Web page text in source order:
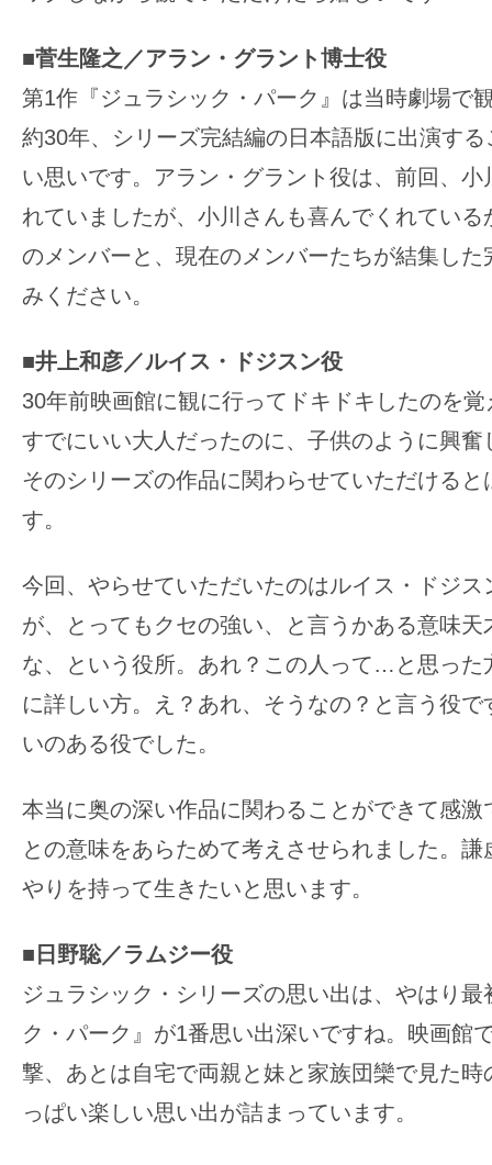
■菅生隆之／アラン・グラント博士役
第1作『ジュラシック・パーク』は当時劇場で
約30年、シリーズ完結編の日本語版に出演す
い思いです。アラン・グラント役は、前回、
れていましたが、小川さんも喜んでくれてい
のメンバーと、現在のメンバーたちが結集した
みください。
■井上和彦／ルイス・ドジスン役
30年前映画館に観に行ってドキドキしたのを
すでにいい大人だったのに、子供のように興奮
そのシリーズの作品に関わらせていただけると
す。
今回、やらせていただいたのはルイス・ドジス
が、とってもクセの強い、と言うかある意味天
な、という役所。あれ？この人って…と思った
に詳しい方。え？あれ、そうなの？と言う役
いのある役でした。
本当に奥の深い作品に関わることができて感激
との意味をあらためて考えさせられました。
やりを持って生きたいと思います。
■日野聡／ラムジー役
ジュラシック・シリーズの思い出は、やはり最
ク・パーク』が1番思い出深いですね。映画館
撃、あとは自宅で両親と妹と家族団欒で見た時
っぱい楽しい思い出が詰まっています。